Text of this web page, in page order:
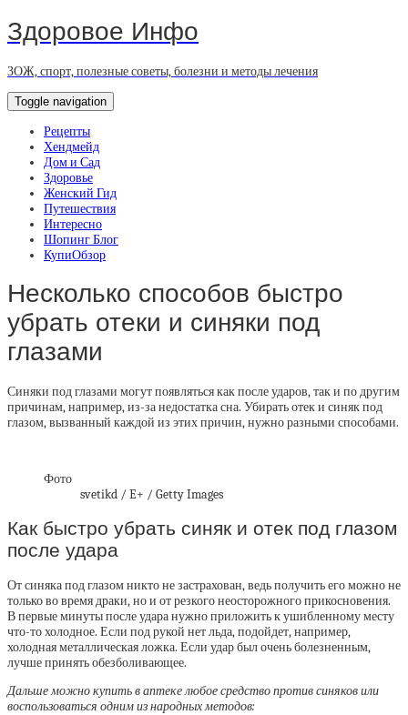
Здоровое Инфо
ЗОЖ, спорт, полезные советы, болезни и методы лечения
Toggle navigation
Рецепты
Хендмейд
Дом и Сад
Здоровье
Женский Гид
Путешествия
Интересно
Шопинг Блог
КупиОбзор
Несколько способов быстро
убрать отеки и синяки под
глазами
Синяки под глазами могут появляться как после ударов, так и по другим
причинам, например, из-за недостатка сна. Убирать отек и синяк под
глазом, вызванный каждой из этих причин, нужно разными способами.
Фото
svetikd / E+ / Getty Images
Как быстро убрать синяк и отек под глазом
после удара
От синяка под глазом никто не застрахован, ведь получить его можно не
только во время драки, но и от резкого неосторожного прикосновения.
В первые минуты после удара нужно приложить к ушибленному месту
что-то холодное. Если под рукой нет льда, подойдет, например,
холодная металлическая ложка. Если удар был очень болезненным,
лучше принять обезболивающее.
Дальше можно купить в аптеке любое средство против синяков или
воспользоваться одним из народных методов: